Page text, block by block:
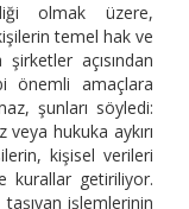
olmak üzere,
temel hak ve
açısından
önemli amaçlara
şunları söyledi:
hukuka aykırı
kişisel verileri
kurallar getiriliyor.
işlemlerinin